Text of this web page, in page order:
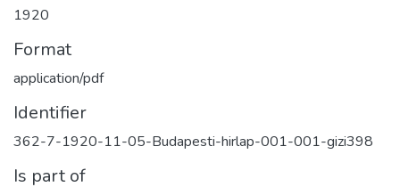
1920
Format
application/pdf
Identifier
362-7-1920-11-05-Budapesti-hirlap-001-001-gizi398
Is part of